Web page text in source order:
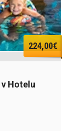
224,00€
Hotelu